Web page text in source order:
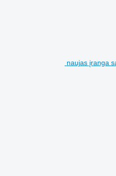
naujas įranga